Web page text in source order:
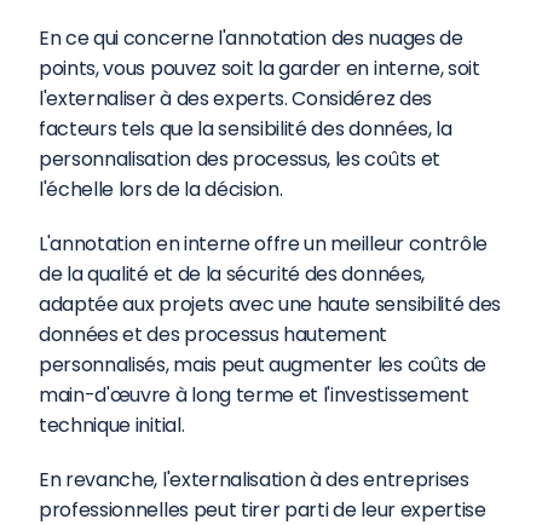
En ce qui concerne l'annotation des nuages de
points, vous pouvez soit la garder en interne, soit
l'externaliser à des experts. Considérez des
facteurs tels que la sensibilité des données, la
personnalisation des processus, les coûts et
l'échelle lors de la décision.
L'annotation en interne offre un meilleur contrôle
de la qualité et de la sécurité des données,
adaptée aux projets avec une haute sensibilité des
données et des processus hautement
personnalisés, mais peut augmenter les coûts de
main-d'œuvre à long terme et l'investissement
technique initial.
En revanche, l'externalisation à des entreprises
professionnelles peut tirer parti de leur expertise